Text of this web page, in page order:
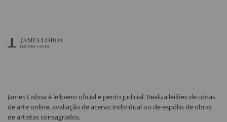
James Lisboa é leiloeiro oficial e perito judicial. Realiza leilões de obras
de arte online, avaliação de acervo individual ou de espólio de obras
de artistas consagrados.